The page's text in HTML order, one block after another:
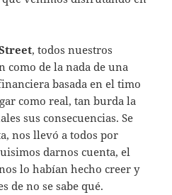
, todos nuestros
como de la nada de una
basada en el timo
como real, tan burda la
sus consecuencias. Se
nos llevó a todos por
darnos cuenta, el
lo habían hecho creer y
de no se sabe qué.